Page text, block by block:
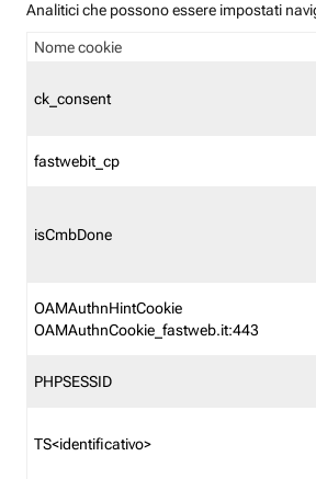
Analitici che possono essere impostati
Nome cookie
ck_consent
fastwebit_cp
isCmbDone
OAMAuthnHintCookie
OAMAuthnCookie_fastweb.it:443
PHPSESSID
TS<identificativo>